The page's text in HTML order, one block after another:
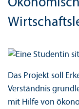
Das Projekt soll
Verständnis
mit Hilfe von